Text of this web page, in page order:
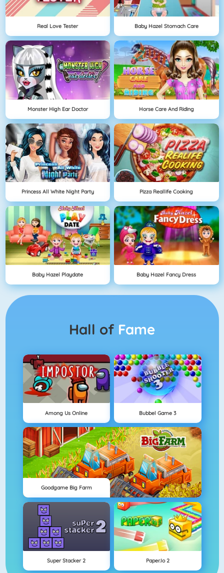
Real Love Tester Baby Hazel Stomach Care
Monster High Ear Doctor Horse Care And Riding
Princess All White Night Party Pizza Reallife Cooking
Baby Hazel Playdate Baby Hazel Fancy Dress
Hall of Fame
Among Us Online Bubbel Game 3
Goodgame Big Farm
Super Stacker 2 Paper.io 2